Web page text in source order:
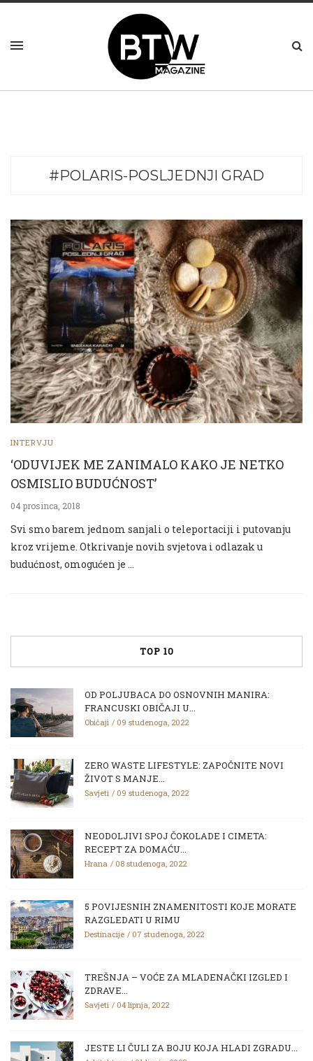
#POLARIS-POSLJEDNJI GRAD
INTERVJU
‘ODUVIJEK ME ZANIMALO KAKO JE NETKO
OSMISLIO BUDUĆNOST’
04 prosinca, 2018
Svi smo barem jednom sanjali o teleportaciji i putovanju
kroz vrijeme. Otkrivanje novih svjetova i odlazak u
budućnost, omogućen je …
TOP 10
OD POLJUBACA DO OSNOVNIH MANIRA:
FRANCUSKI OBIČAJI U...
Običaji 09 studenoga, 2022
ZERO WASTE LIFESTYLE: ZAPOČNITE NOVI
ŽIVOT S MANJE...
Savjeti 09 studenoga, 2022
NEODOLJIVI SPOJ ČOKOLADE I CIMETA:
RECEPT ZA DOMAĆU...
Hrana 08 studenoga, 2022
5 POVIJESNIH ZNAMENITOSTI KOJE MORATE
RAZGLEDATI U RIMU
Destinacije 07 studenoga, 2022
TREŠNJA – VOĆE ZA MLADENAČKI IZGLED I
ZDRAVE...
Savjeti 04 lipnja, 2022
JESTE LI ČULI ZA BOJU KOJA HLADI ZGRADU...